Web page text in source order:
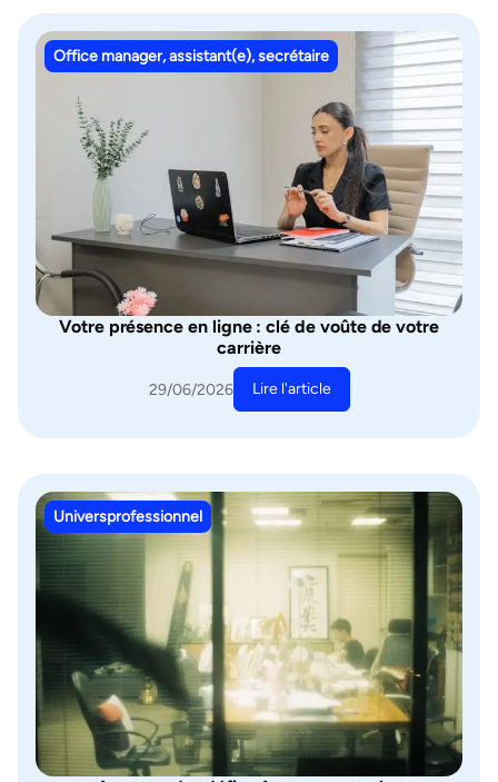
Office manager, assistant(e), secrétaire
Votre présence en ligne : clé de voûte de votre
carrière
29/06/2026 Lire l'article
Universprofessionnel